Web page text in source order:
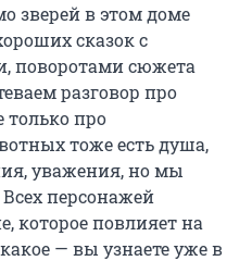
зверей в этом доме
сказок с
поворотами сюжета
разговор про
только про
тоже есть душа,
уважения, но мы
персонажей
которое повлияет на
— вы узнаете уже в